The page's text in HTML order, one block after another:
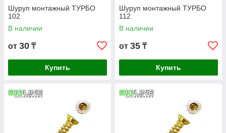
Шуруп монтажный ТУРБО
102
В наличии
от 30 ₸
Купить
Шуруп монтажный ТУРБО
112
В наличии
от 35 ₸
Купить